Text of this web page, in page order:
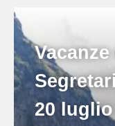
20 luglio